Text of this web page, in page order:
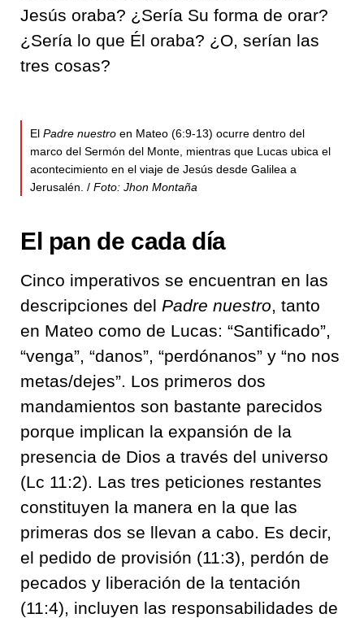
Jesús oraba? ¿Sería Su forma de orar?
¿Sería lo que Él oraba? ¿O, serían las
tres cosas?
El Padre nuestro en Mateo (6:9-13) ocurre dentro del
marco del Sermón del Monte, mientras que Lucas ubica el
acontecimiento en el viaje de Jesús desde Galilea a
Jerusalén. / Foto: Jhon Montaña
El pan de cada día
Cinco imperativos se encuentran en las
descripciones del Padre nuestro , tanto
en Mateo como de Lucas: “Santificado”,
“venga”, “danos”, “perdónanos” y “no nos
metas/dejes”. Los primeros dos
mandamientos son bastante parecidos
porque implican la expansión de la
presencia de Dios a través del universo
(Lc 11:2). Las tres peticiones restantes
constituyen la manera en la que las
primeras dos se llevan a cabo. Es decir,
el pedido de provisión (11:3), perdón de
pecados y liberación de la tentación
(11:4), incluyen las responsabilidades de